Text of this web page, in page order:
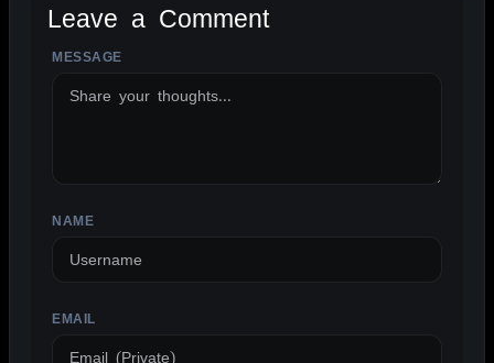
Leave a Comment
MESSAGE
NAME
EMAIL
ALTERNATIVE: